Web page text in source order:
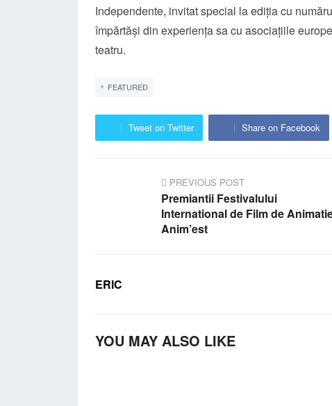
Independente, invitat special la ediția cu
împărtăși din experiența sa cu asociațiile
teatru.
FEATURED
Tweet on Twitter Share on Facebook
PREVIOUS POST
Premiantii Festivalului
International de Film de
Anim’est
ERIC
YOU MAY ALSO LIKE